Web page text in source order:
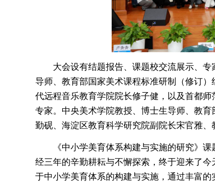
大会设有结题报告、课题校交流展示、
导师、教育部国家美术课程标准研制（修订
代远程音乐教育学院院长修子健，以及首都
专家。中央美术学院教授、博士生导师、教
勤砚、海淀区教育科学研究院副院长宋官雅、
《中小学美育体系构建与实施的研究》
经三年的辛勤耕耘与不懈探索，终于迎来了
于中小学美育体系的构建与实施，通过丰富